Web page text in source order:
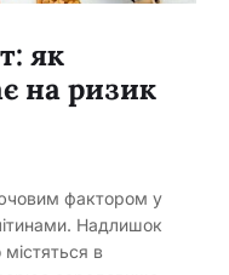
як
на ризик
фактором у
Надлишок
в